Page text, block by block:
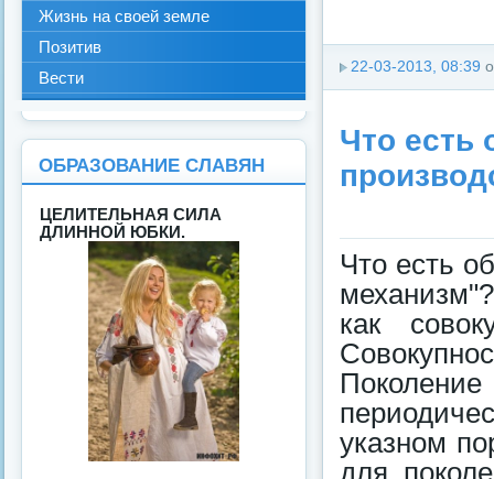
22-03-2013, 08:39
Что есть
Что есть
как
указном
для
Жизнь на своей земле
Позитив
Вести
ОБРАЗОВАНИЕ СЛАВЯН
ЦЕЛИТЕЛЬНАЯ СИЛА
ДЛИННОЙ ЮБКИ.